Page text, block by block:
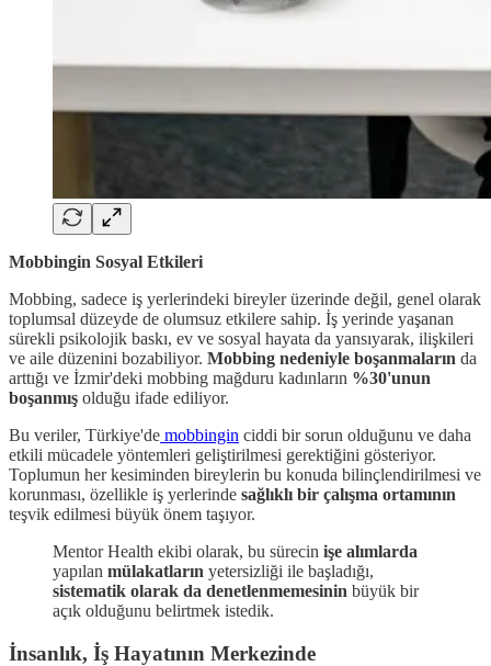
Mobbingin Sosyal Etkileri
Mobbing, sadece iş yerlerindeki bireyler üzerinde değil, genel olarak
toplumsal düzeyde de olumsuz etkilere sahip. İş yerinde yaşanan
sürekli psikolojik baskı, ev ve sosyal hayata da yansıyarak, ilişkileri
ve aile düzenini bozabiliyor. Mobbing nedeniyle boşanmaların da
arttığı ve İzmir'deki mobbing mağduru kadınların %30'unun
boşanmış olduğu ifade ediliyor.
Bu veriler, Türkiye'de mobbingin ciddi bir sorun olduğunu ve daha
etkili mücadele yöntemleri geliştirilmesi gerektiğini gösteriyor.
Toplumun her kesiminden bireylerin bu konuda bilinçlendirilmesi ve
korunması, özellikle iş yerlerinde sağlıklı bir çalışma ortamının
teşvik edilmesi büyük önem taşıyor.
Mentor Health ekibi olarak, bu sürecin işe alımlarda
yapılan mülakatların yetersizliği ile başladığı,
sistematik olarak da denetlenmemesinin büyük bir
açık olduğunu belirtmek istedik.
İnsanlık, İş Hayatının Merkezinde